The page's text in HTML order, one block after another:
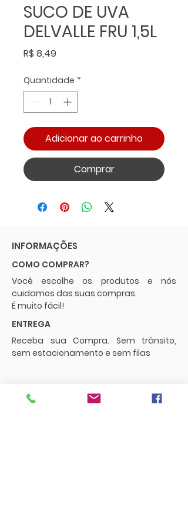
SUCO DE UVA
DELVALLE FRU 1,5L
R$ 8,49Preço
Quantidade *
Adicionar ao carrinho
Comprar
INFORMAÇÕES
COMO COMPRAR?
Você escolhe os produtos e nós
cuidamos das suas compras.
É muito fácil!
ENTREGA
Receba sua Compra. Sem trânsito,
sem estacionamento e sem filas